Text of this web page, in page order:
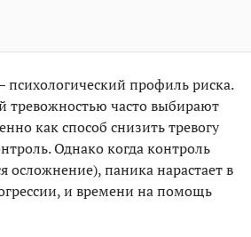
профиль риска.
часто выбирают
как способ снизить тревогу
Однако когда контроль
осложнение), паника нарастает в
и времени на помощь